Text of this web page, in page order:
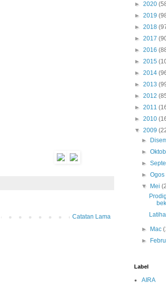
Catatan Lama
► 2020
► 2019
► 2018
► 2017
► 2016
► 2015
► 2014
► 2013
► 2012
► 2011
► 2010
▼ 2009
►
►
►
►Ogos
▼
Mei
► Mac
►
Label
AIRA